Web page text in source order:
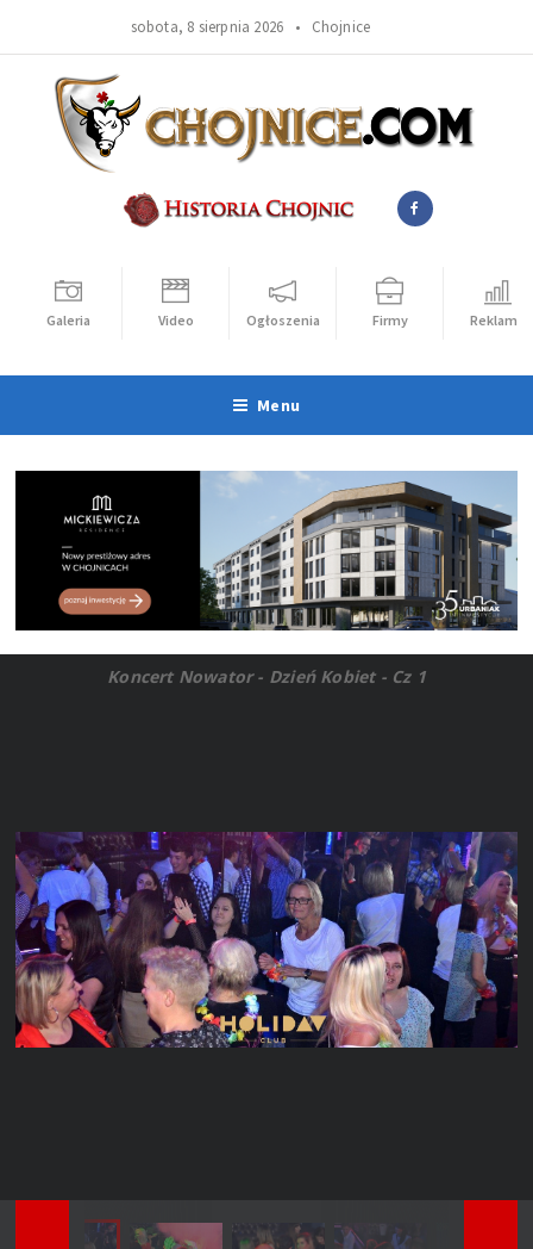
sobota, 8 sierpnia 2026 • Chojnice
Galeria Video Ogłoszenia Firmy Reklama
Menu
Koncert Nowator - Dzień Kobiet - Cz 1